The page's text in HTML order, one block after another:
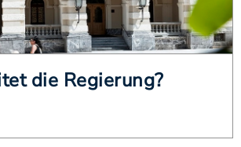
die Regierung?